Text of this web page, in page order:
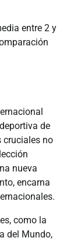
entre 2 y
de
cruciales no
nueva
encarna
como la
del Mundo,